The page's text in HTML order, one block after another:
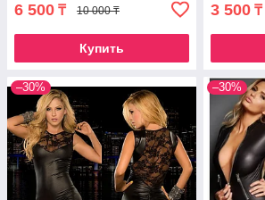
6 500 ₸ 10 000 ₸
Купить
3 500 ₸
–30% –30%